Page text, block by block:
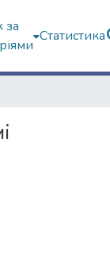
за
Статистика